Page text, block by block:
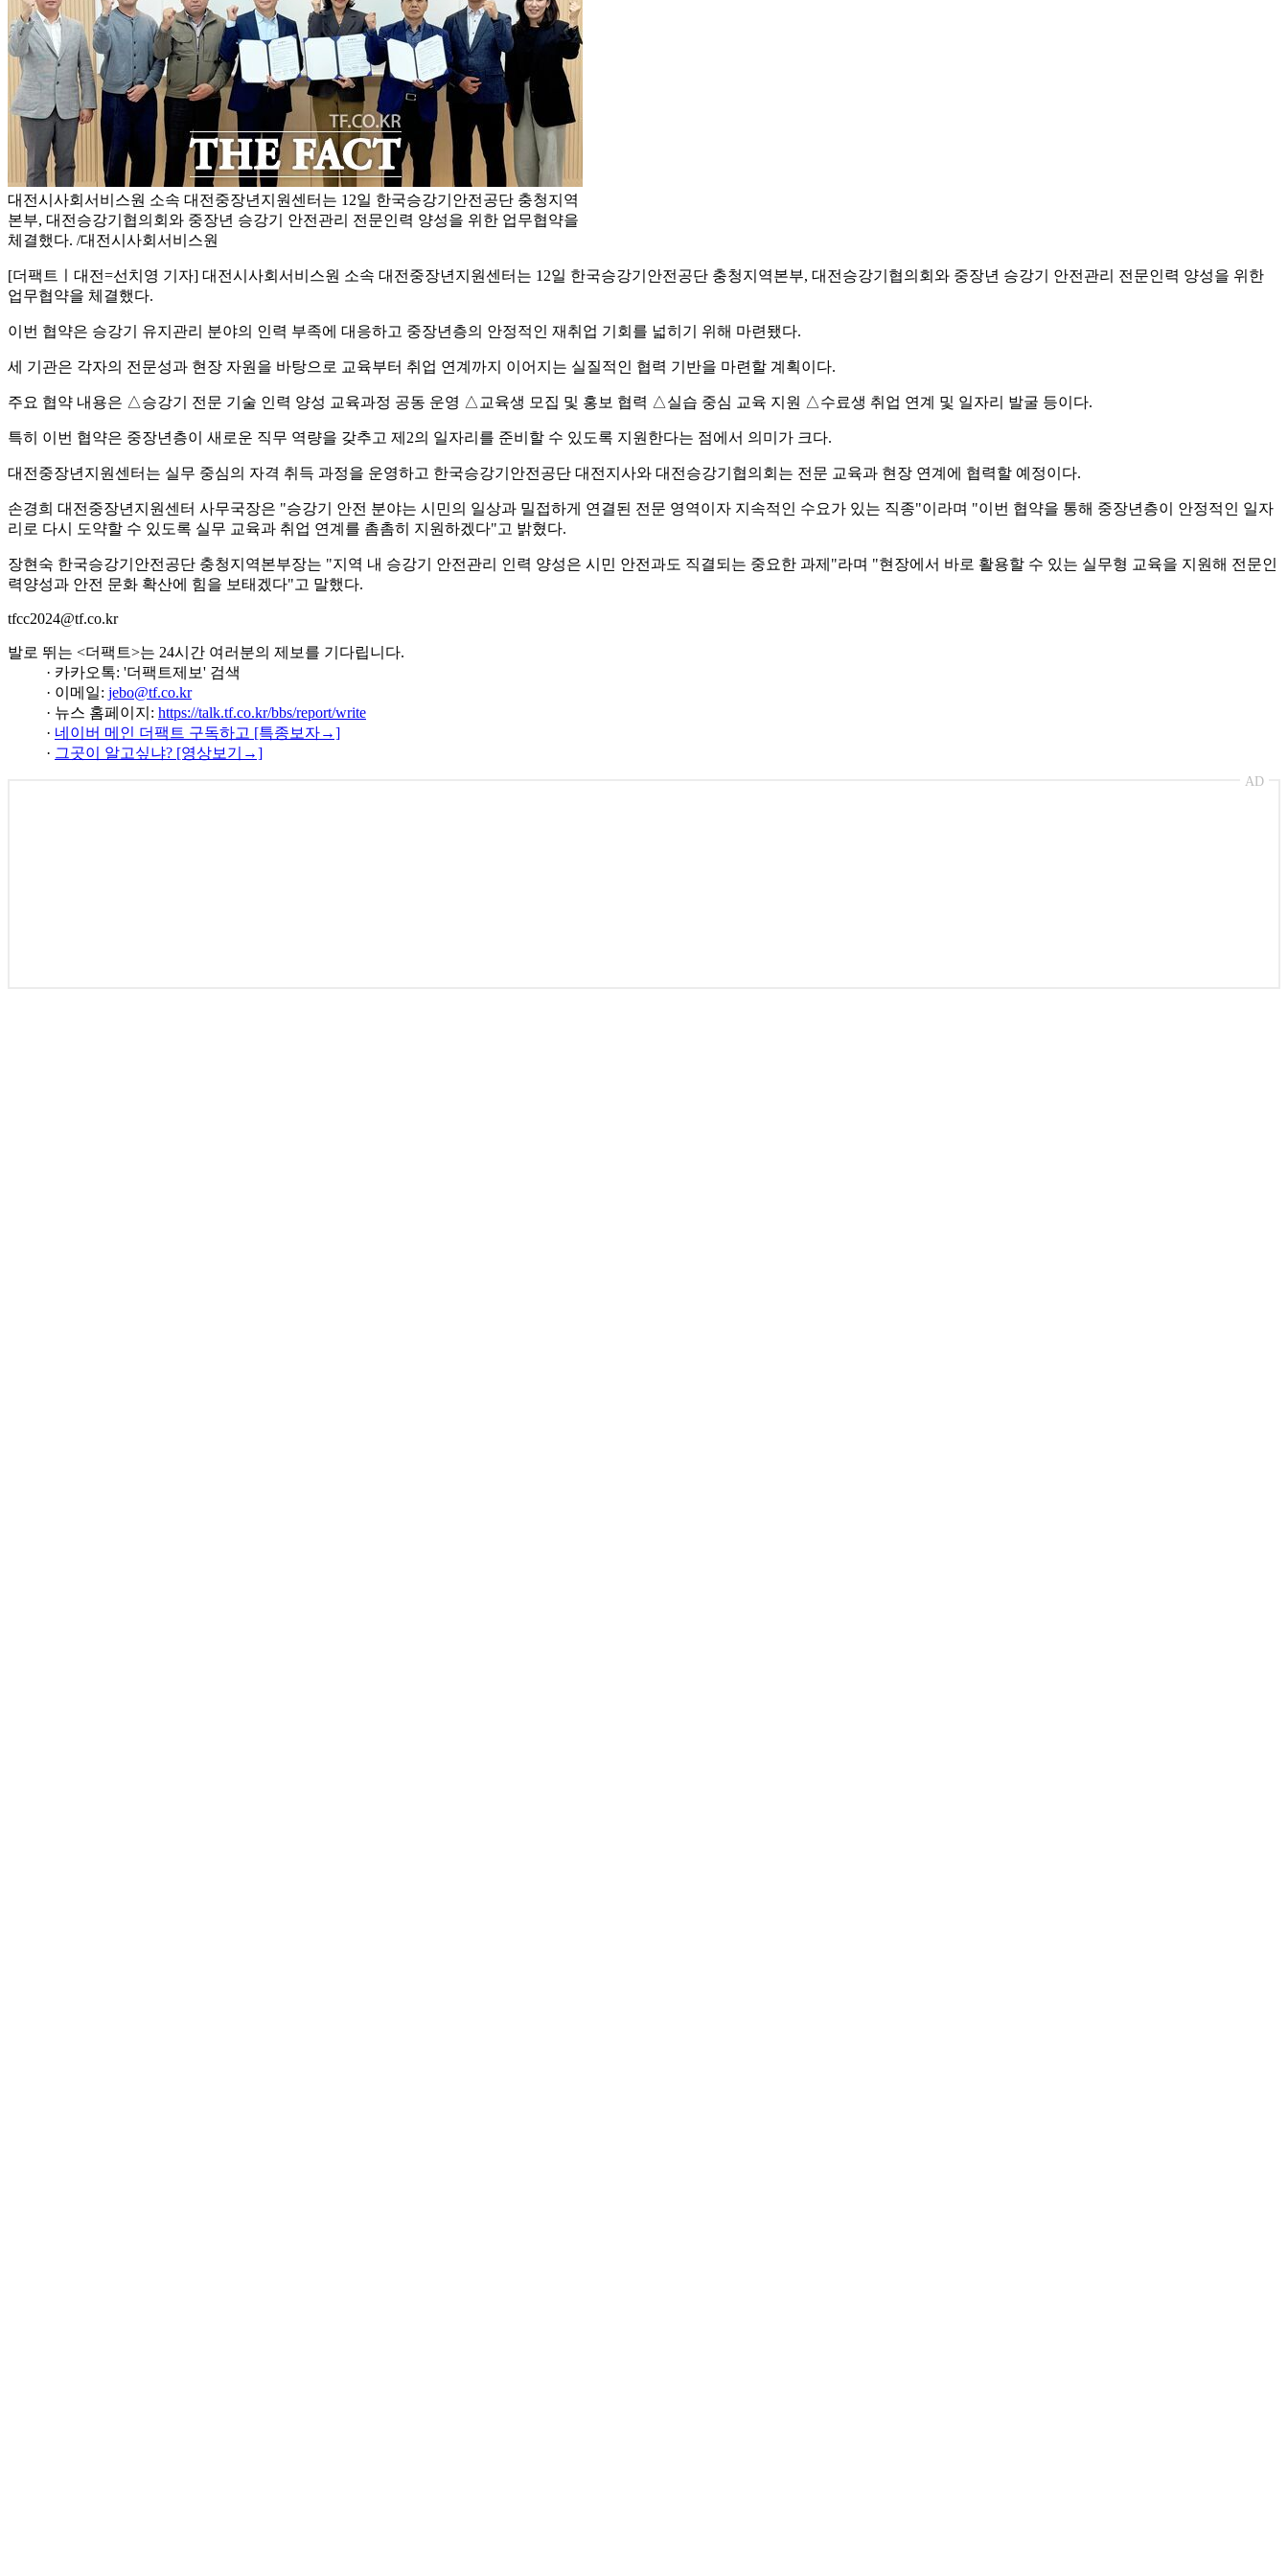
대전시사회서비스원 소속 대전중장년지원센터는 12일 한국승강기안전공단 충청지역
본부, 대전승강기협의회와 중장년 승강기 안전관리 전문인력 양성을 위한 업무협약을
체결했다. /대전시사회서비스원
[더팩트ㅣ대전=선치영 기자] 대전시사회서비스원 소속 대전중장년지원센터는 12일 한국승강기안전공단 충청지역본부, 대전승강기협의회와 중장년 승강기 안전관리 전문인력 양성을 위한
업무협약을 체결했다.
이번 협약은 승강기 유지관리 분야의 인력 부족에 대응하고 중장년층의 안정적인 재취업 기회를 넓히기 위해 마련됐다.
세 기관은 각자의 전문성과 현장 자원을 바탕으로 교육부터 취업 연계까지 이어지는 실질적인 협력 기반을 마련할 계획이다.
주요 협약 내용은 △승강기 전문 기술 인력 양성 교육과정 공동 운영 △교육생 모집 및 홍보 협력 △실습 중심 교육 지원 △수료생 취업 연계 및 일자리 발굴 등이다.
특히 이번 협약은 중장년층이 새로운 직무 역량을 갖추고 제2의 일자리를 준비할 수 있도록 지원한다는 점에서 의미가 크다.
대전중장년지원센터는 실무 중심의 자격 취득 과정을 운영하고 한국승강기안전공단 대전지사와 대전승강기협의회는 전문 교육과 현장 연계에 협력할 예정이다.
손경희 대전중장년지원센터 사무국장은 "승강기 안전 분야는 시민의 일상과 밀접하게 연결된 전문 영역이자 지속적인 수요가 있는 직종"이라며 "이번 협약을 통해 중장년층이 안정적인 일자
리로 다시 도약할 수 있도록 실무 교육과 취업 연계를 촘촘히 지원하겠다"고 밝혔다.
장현숙 한국승강기안전공단 충청지역본부장는 "지역 내 승강기 안전관리 인력 양성은 시민 안전과도 직결되는 중요한 과제"라며 "현장에서 바로 활용할 수 있는 실무형 교육을 지원해 전문인
력양성과 안전 문화 확산에 힘을 보태겠다"고 말했다.
tfcc2024@tf.co.kr
발로 뛰는 <더팩트>는 24시간 여러분의 제보를 기다립니다.
· 카카오톡: '더팩트제보' 검색
· 이메일: jebo@tf.co.kr
· 뉴스 홈페이지: https://talk.tf.co.kr/bbs/report/write
· 네이버 메인 더팩트 구독하고 [특종보자→]
· 그곳이 알고싶냐? [영상보기→]
AD